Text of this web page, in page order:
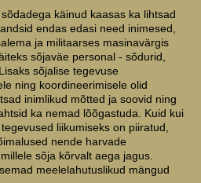
käinud kaasas ka lihtsad
endas edasi need inimesed,
ja militaarses masinavärgis
sõjaväe personal - sõdurid,
sõjalise tegevuse
ning koordineerimisele olid
inimlikud mõtted ja soovid ning
ka nemad lõõgastuda. Kuid kui
liikumiseks on piiratud,
nende harvade
sõja kõrvalt aega jagus.
meelelahutuslikud mängud